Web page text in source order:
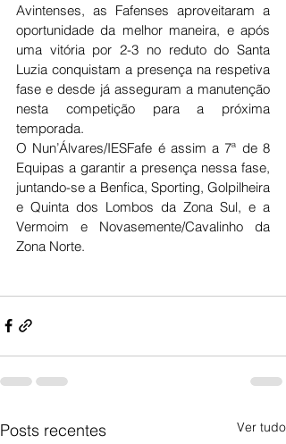
Avintenses, as Fafenses aproveitaram a
oportunidade da melhor maneira, e após
uma vitória por 2-3 no reduto do Santa
Luzia conquistam a presença na respetiva
fase e desde já asseguram a manutenção
nesta competição para a próxima
temporada.
O Nun’Álvares/IESFafe é assim a 7ª de 8
Equipas a garantir a presença nessa fase,
juntando-se a Benfica, Sporting, Golpilheira
e Quinta dos Lombos da Zona Sul, e a
Vermoim e Novasemente/Cavalinho da
Zona Norte.
Posts recentes Ver tudo